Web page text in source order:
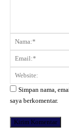
Komentar:
Simpan nama,
saya berkomentar.